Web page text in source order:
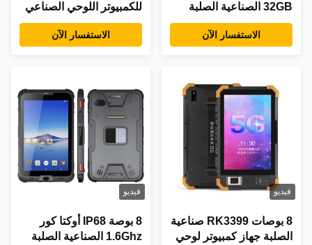
32GB الصناعية الصلبة
جهاز لوحي QR Code
الاستفسار الآن
للكمبيوتر اللوحي الصناعي
القوي الشاشة الكهربائية
متعددة اللمسات
الاستفسار الآن
فيديو
8 بوصات RK3399 صناعية
الصلبة جهاز كمبيوتر لوحي
فيديو
8 بوصة IP68 أوكتا كور
1.6Ghz الصناعية الصلبة